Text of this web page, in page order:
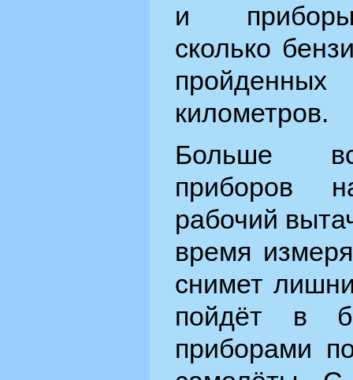
и
сколько
километров.
Больше
приборов
рабочий
время
снимет
пойдёт в
приборами